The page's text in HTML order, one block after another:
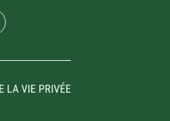
LA VIE PRIVÉE